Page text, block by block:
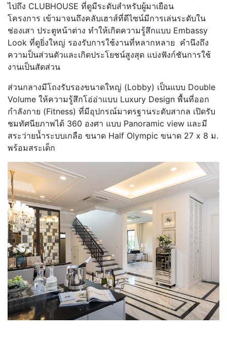
ไปถึง CLUBHOUSE ที่ดูมีระดับสำหรับผู้มาเยือน
โครงการ เข้ามาจนถึงคลับเฮาส์ที่ดีไซน์มีการเล่นระดับใน
ช่องเสา ประตูหน้าต่าง ทำให้เกิดความรู้สึกแบบ Embassy
Look ที่ดูยิ่งใหญ่ รองรับการใช้งานที่หลากหลาย คำนึงถึง
ความป็นส่วนตัวและเกิดประโยชน์สูงสุด แบ่งฟังก์ชันการใช้
งานเป็นสัดส่วน
ส่วนกลางมีโถงรับรองขนาดใหญ่ (Lobby) เป็นแบบ Double
Volume ให้ความรู้สึกโอ่อ่าแบบ Luxury Design พื้นที่ออก
กำลังกาย (Fitness) ที่มีอุปกรณ์มาตรฐานระดับสากล เปิดรับ
ชมทัศนียภาพได้ 360 องศา แบบ Panoramic view และมี
สระว่ายน้ำระบบเกลือ ขนาด Half Olympic ขนาด 27 x 8 ม.
พร้อมสระเด็ก